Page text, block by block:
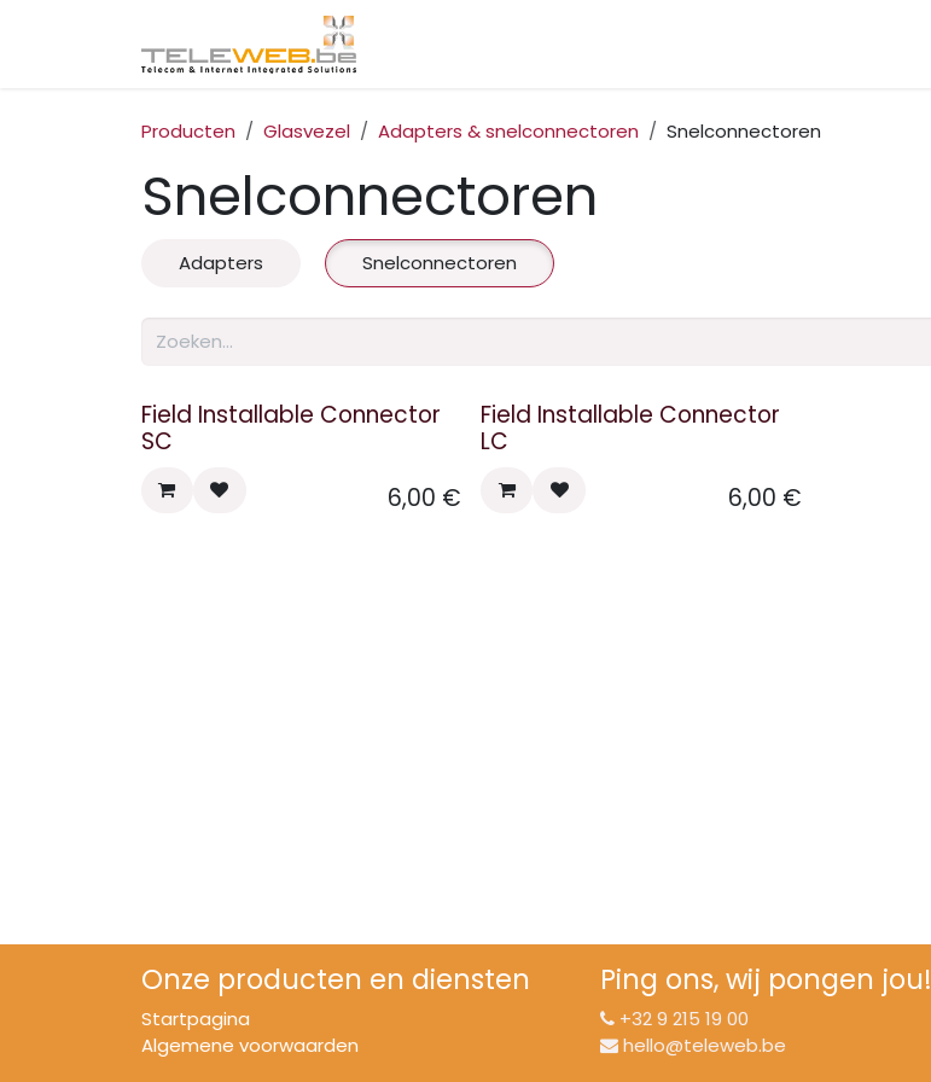
Producten Glasvezel Adapters & snelconnectoren Snelconnectoren
Snelconnectoren
Adapters Snelconnectoren
Field Installable Connector
SC
6,00 €
Field Installable Connector
LC
6,00 €
Onze producten en diensten
Startpagina
Algemene voorwaarden
Ping ons, wij pongen jou!
+32 9 215 19 00
hello@teleweb.be